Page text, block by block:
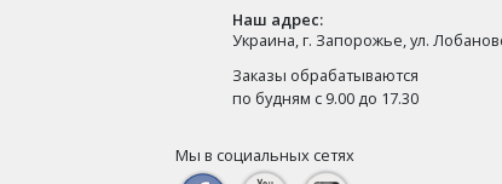
Наш адрес:
Украина, г. Запорожье, ул.
Заказы обрабатываются
по будням с 9.00 до 17.30
Мы в социальных сетях